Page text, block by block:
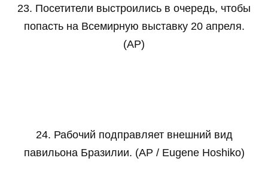
23. Посетители выстроились в очередь, чтобы
попасть на Всемирную выставку 20 апреля.
(AP)
24. Рабочий подправляет внешний вид
павильона Бразилии. (AP / Eugene Hoshiko)